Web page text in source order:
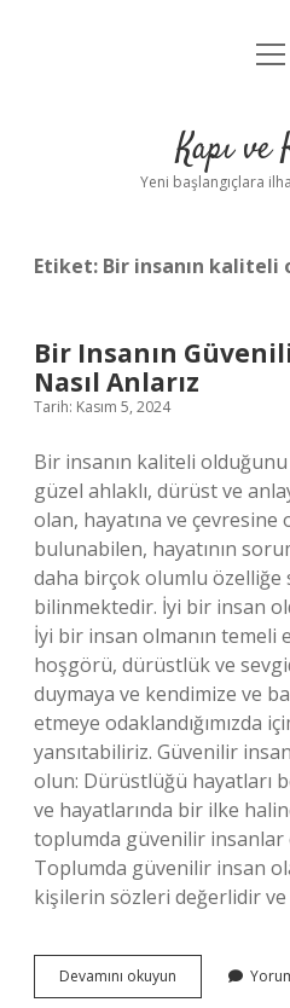
Yasal
Kapı ve
Yeni başlangıçlara
Etiket: Bir insanın kaliteli
Bir Insanın
Nasıl Anlarız
Tarih: Kasım 5, 2024
Bir insanın kaliteli olduğunu
güzel ahlaklı, dürüst ve
olan, hayatına ve çevresine
bulunabilen, hayatının
daha birçok olumlu özelliğe
bilinmektedir. İyi bir insan
İyi bir insan olmanın temeli
hoşgörü, dürüstlük ve
duymaya ve kendimize ve
etmeye odaklandığımızda
yansıtabiliriz. Güvenilir
olun: Dürüstlüğü hayatları
ve hayatlarında bir ilke
toplumda güvenilir insanlar
Toplumda güvenilir insan
kişilerin sözleri değerlidir
Devamını okuyun
Insanın